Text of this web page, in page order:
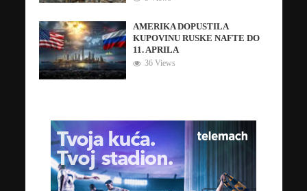
AMERIKA DOPUSTILA
KUPOVINU RUSKE NAFTE DO
11. APRILA
36 Views